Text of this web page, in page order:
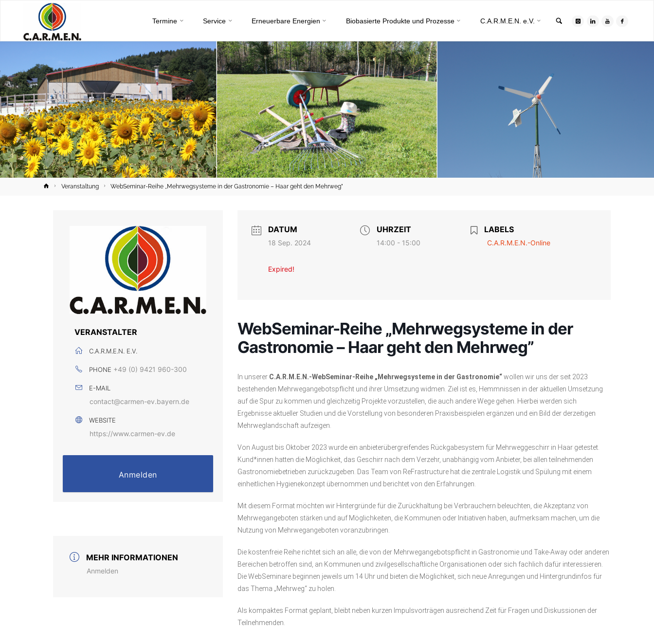
content
Termine Service Erneuerbare Energien Biobasierte Produkte und Prozesse C.A.R.M.E.N. e.V.
HomeVeranstaltung WebSeminar-Reihe „Mehrwegsysteme in der Gastronomie – Haar geht den Mehrweg”
VERANSTALTER
C.A.R.M.E.N. E.V.
PHONE +49 (0) 9421 960-300
E-MAIL
contact@carmen-ev.bayern.de
WEBSITE
https://www.carmen-ev.de
Anmelden
MEHR INFORMATIONEN
Anmelden
DATUM
18 Sep. 2024
Expired!
UHRZEIT
14:00 - 15:00
LABELS
C.A.R.M.E.N.-Online
WebSeminar-Reihe „Mehrwegsysteme in der
Gastronomie – Haar geht den Mehrweg”
In unserer C.A.R.M.E.N.-WebSeminar-Reihe „Mehrwegsysteme in der Gastronomie“wollen wir uns der seit 2023
bestehenden Mehrwegangebotspflicht und ihrer Umsetzung widmen. Ziel ist es, Hemmnissen in der aktuellen Umsetzung
auf die Spur zu kommen und gleichzeitig Projekte vorzustellen, die auch andere Wege gehen. Hierbei werden sich
Ergebnisse aktueller Studien und die Vorstellung von besonderen Praxisbeispielen ergänzen und ein Bild der derzeitigen
Mehrweglandschaft aufzeigen.
Von August bis Oktober 2023 wurde ein anbieterübergreifendes Rückgabesystem für Mehrweggeschirr in Haar getestet.
Kund*innen hatten die Möglichkeit, das Geschirr nach dem Verzehr, unabhängig vom Anbieter, bei allen teilnehmenden
Gastronomiebetrieben zurückzugeben. Das Team von ReFrastructure hat die zentrale Logistik und Spülung mit einem
einheitlichen Hygienekonzept übernommen und berichtet von den Erfahrungen.
Mit diesem Format möchten wir Hintergründe für die Zurückhaltung bei Verbrauchern beleuchten, die Akzeptanz von
Mehrwegangeboten stärken und auf Möglichkeiten, die Kommunen oder Initiativen haben, aufmerksam machen, um die
Nutzung von Mehrwegangeboten voranzubringen.
Die kostenfreie Reihe richtet sich an alle, die von der Mehrwegangebotspflicht in Gastronomie und Take-Away oder anderen
Bereichen betroffen sind, an Kommunen und zivilgesellschaftliche Organisationen oder sich fachlich dafür interessieren.
Die WebSeminare beginnen jeweils um 14 Uhr und bieten die Möglichkeit, sich neue Anregungen und Hintergrundinfos für
das Thema „Mehrweg“ zu holen.
Als kompaktes Format geplant, bleibt neben kurzen Impulsvorträgen ausreichend Zeit für Fragen und Diskussionen der
Teilnehmenden.